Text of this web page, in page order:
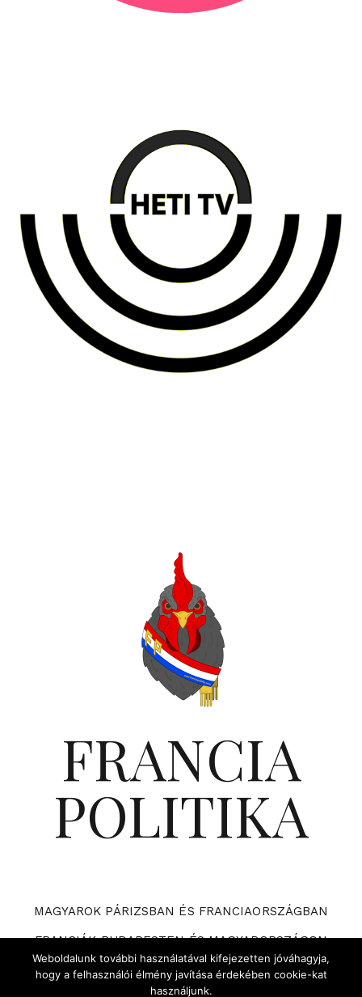
FRANCIA
POLITIKA
MAGYAROK PÁRIZSBAN ÉS FRANCIAORSZÁGBAN
FRANCIÁK BUDAPESTEN ÉS MAGYARORSZÁGON
VÁRHATÓ ESEMÉNYEK A FRANCIA POLITIKÁBAN
Weboldalunk további használatával kifejezetten jóváhagyja,
hogy a felhasználói élmény javítása érdekében cookie-kat
használjunk.